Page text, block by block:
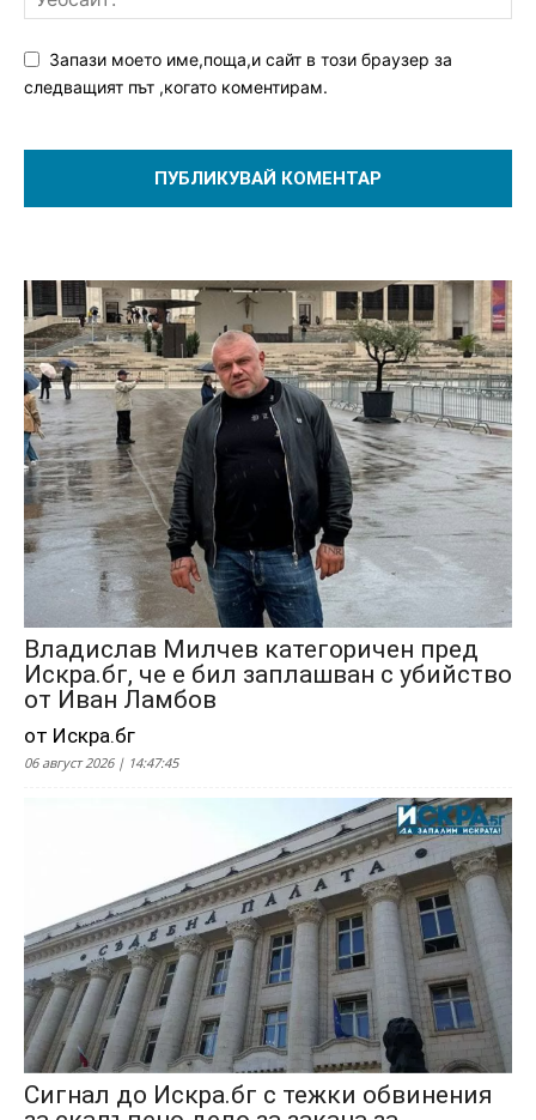
Запази моето име,поща,и сайт в този браузер за
следващият път ,когато коментирам.
Владислав Милчев категоричен пред
Искра.бг, че е бил заплашван с убийство
от Иван Ламбов
от Искра.бг
06 август 2026 | 14:47:45
Сигнал до Искра.бг с тежки обвинения